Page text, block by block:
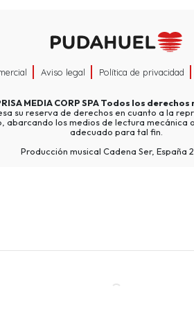
Aviso legal Política de privacidad
MEDIA CORP SPATodos los derechos
su reserva de derechos en cuanto a la
abarcando los medios de lectura mecánica
adecuado para tal fin.
Producción musical Cadena Ser, España